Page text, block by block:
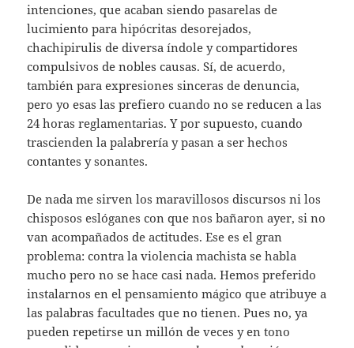
intenciones, que acaban siendo pasarelas de
lucimiento para hipócritas desorejados,
chachipirulis de diversa índole y compartidores
compulsivos de nobles causas. Sí, de acuerdo,
también para expresiones sinceras de denuncia,
pero yo esas las prefiero cuando no se reducen a las
24 horas reglamentarias. Y por supuesto, cuando
trascienden la palabrería y pasan a ser hechos
contantes y sonantes.
De nada me sirven los maravillosos discursos ni los
chisposos eslóganes con que nos bañaron ayer, si no
van acompañados de actitudes. Ese es el gran
problema: contra la violencia machista se habla
mucho pero no se hace casi nada. Hemos preferido
instalarnos en el pensamiento mágico que atribuye a
las palabras facultades que no tienen. Pues no, ya
pueden repetirse un millón de veces y en tono